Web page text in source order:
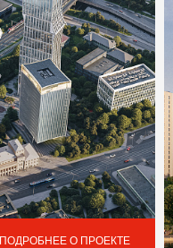
ПОДРОБНЕЕ О ПРОЕКТЕ